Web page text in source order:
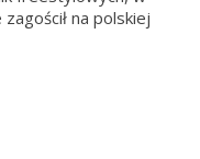
na polskiej